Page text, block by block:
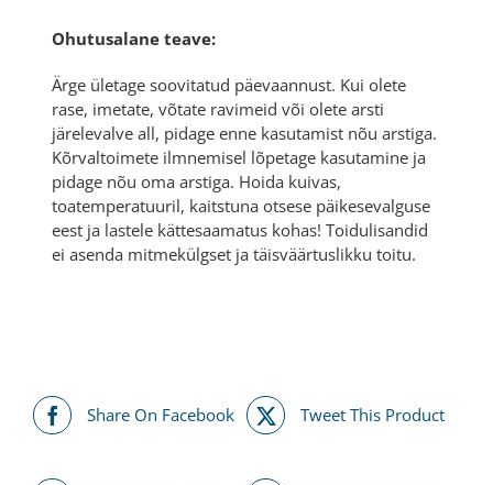
Ohutusalane teave:
Ärge ületage soovitatud päevaannust. Kui olete
rase, imetate, võtate ravimeid või olete arsti
järelevalve all, pidage enne kasutamist nõu arstiga.
Kõrvaltoimete ilmnemisel lõpetage kasutamine ja
pidage nõu oma arstiga. Hoida kuivas,
toatemperatuuril, kaitstuna otsese päikesevalguse
eest ja lastele kättesaamatus kohas! Toidulisandid
ei asenda mitmekülgset ja täisväärtuslikku toitu.
Share On Facebook Tweet This Product